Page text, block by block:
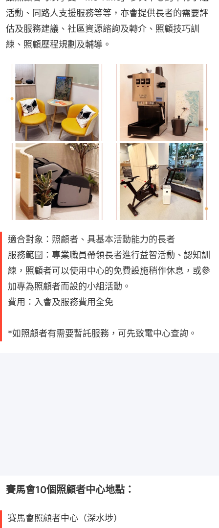
活動、同路人支援服務等等，亦會提供長者的需要評
估及服務建議、社區資源諮詢及轉介、照顧技巧訓
練、照顧歷程規劃及輔導。
適合對象：照顧者、具基本活動能力的長者
服務範圍：專業職員帶領長者進行益智活動、認知訓
練，照顧者可以使用中心的免費設施稍作休息，或參
加專為照顧者而設的小組活動。
費用：入會及服務費用全免
*如照顧者有需要暫託服務，可先致電中心查詢。
賽馬會10個照顧者中心地點：
賽馬會照顧者中心（深水埗）